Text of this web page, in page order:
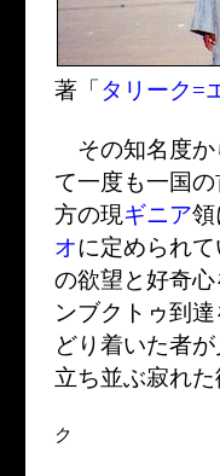
著「 タリーク=
その知名度か
て一度も一国
方の現ギニア領
オに定められ
の欲望と好奇
ンブクトゥ到
どり着いた者
立ち並ぶ寂れ
ク